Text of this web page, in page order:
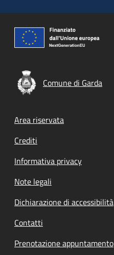
Comune di Garda
Footer menu
Area riservata
Crediti
Informativa privacy
Note legali
Dichiarazione di accessibilità
Contatti
Prenotazione appuntamento